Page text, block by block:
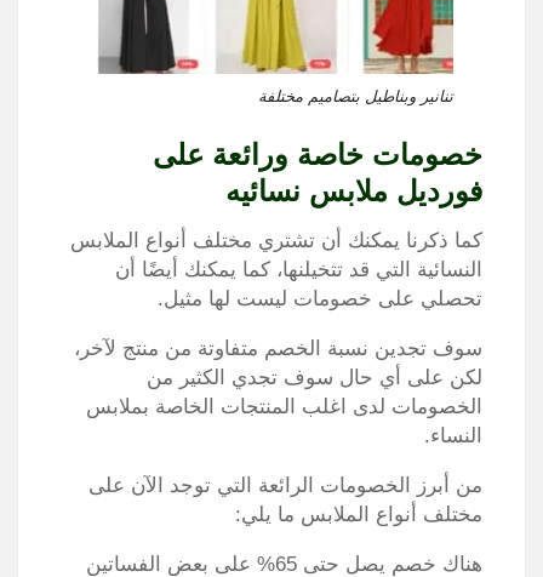
تنانير وبناطيل بتصاميم مختلفة
خصومات خاصة ورائعة على
فورديل ملابس نسائيه
كما ذكرنا يمكنك أن تشتري مختلف أنواع الملابس
النسائية التي قد تتخيلنها، كما يمكنك أيضًا أن
تحصلي على خصومات ليست لها مثيل.
سوف تجدين نسبة الخصم متفاوتة من منتج لآخر،
لكن على أي حال سوف تجدي الكثير من
الخصومات لدى اغلب المنتجات الخاصة بملابس
النساء.
من أبرز الخصومات الرائعة التي توجد الآن على
مختلف أنواع الملابس ما يلي:
هناك خصم يصل حتى 65% على بعض الفساتين